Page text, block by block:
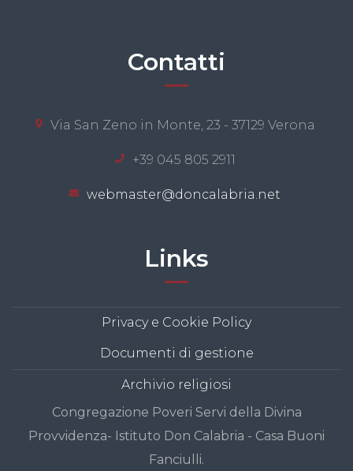
Contatti
Via San Zeno in Monte, 23 - 37129 Verona
+39 045 805 2911
webmaster@doncalabria.net
Links
Privacy e Cookie Policy
Documenti di gestione
Archivio religiosi
Congregazione Poveri Servi della Divina
Provvidenza- Istituto Don Calabria - Casa Buoni
Fanciulli.